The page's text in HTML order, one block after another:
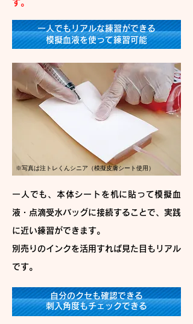
す。
一人でもリアルな練習ができる
模擬血液を使って練習可能
※写真は注トレくんシニア（模擬皮膚シート使用）
一人でも、本体シートを机に貼って模擬血
液・点滴受水バッグに接続することで、実践
に近い練習ができます。
別売りのインクを活用すれば見た目もリアル
です。
自分のクセも確認できる
刺入角度もチェックできる